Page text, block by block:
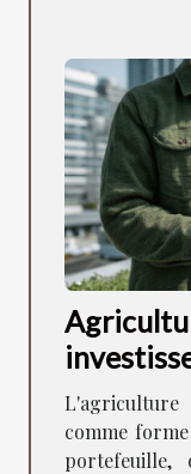
son
comme
portefeuille,